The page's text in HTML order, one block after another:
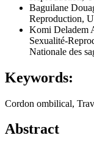
Baguilane
Reproduction,
Komi Deladem
Sexualité-
Nationale des
Keywords:
Cordon ombilical,
Abstract